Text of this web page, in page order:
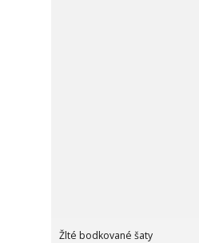
Žlté bodkované šaty